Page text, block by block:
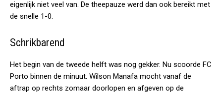
eigenlijk niet veel van. De theepauze werd dan ook bereikt met
de snelle 1-0.
Schrikbarend
Het begin van de tweede helft was nog gekker. Nu scoorde FC
Porto binnen de minuut. Wilson Manafa mocht vanaf de
aftrap op rechts zomaar doorlopen en afgeven op de